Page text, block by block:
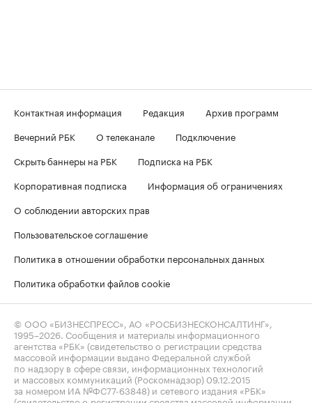
Контактная информация Редакция
Архив программ
Вечерний РБК
О телеканале
Подключение
Скрыть баннеры на РБК
Подписка на РБК
Корпоративная подписка
Информация об ограничениях
О соблюдении авторских прав
Пользовательское соглашение
Политика в отношении обработки персональных данных
Политика обработки файлов cookie
© ООО «БИЗНЕСПРЕСС», АО «РОСБИЗНЕСКОНСАЛТИНГ»,
1995–2026 . Сообщения и материалы информационного
агентства «РБК» (свидетельство о регистрации средства
массовой информации выдано Федеральной службой
по надзору в сфере связи, информационных технологий
и массовых коммуникаций (Роскомнадзор) 09.12.2015
за номером ИА №ФС77-63848) и сетевого издания «РБК»